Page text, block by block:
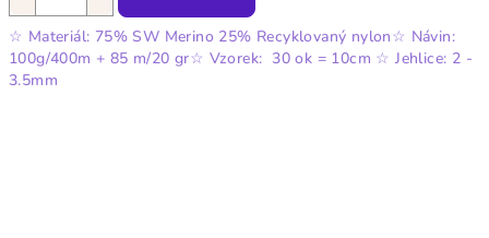
☆ Materiál: 75% SW Merino 25% Recyklovaný nylon☆ Návin:
100g/400m + 85 m/20 gr☆ Vzorek: 30 ok = 10cm ☆ Jehlice: 2 -
3.5mm